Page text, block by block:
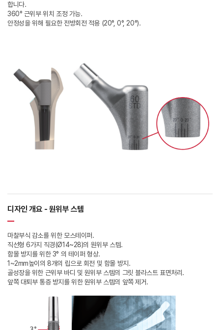
합니다.
360° 근위부 위치 조정 가능.
안정성을 위해 필요한 전방회전 적용 (20°, 0°, 20°).
디자인 개요 - 원위부 스템
마찰부식 감소를 위한 모스테이퍼.
직선형 6가지 직경(Ø14~28)의 원위부 스템.
함몰 방지를 위한 3° 의 테이퍼 형상.
1~2mm높이의 8개의 립으로 회전 및 함몰 방지.
골성장을 위한 근위부 바디 및 원위부 스템의 그릿 블라스트 표면처리.
앞쪽 대퇴부 통증 방지를 위한 원위부 스템의 앞쪽 제거.